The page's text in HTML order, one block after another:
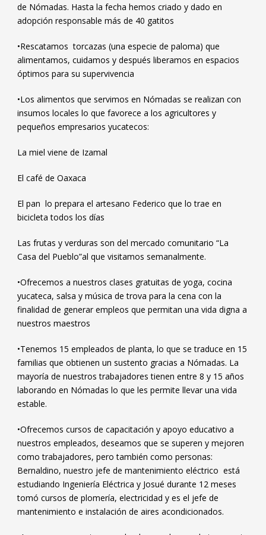
de Nómadas. Hasta la fecha hemos criado y dado en
adopción responsable más de 40 gatitos
•Rescatamos torcazas (una especie de paloma) que
alimentamos, cuidamos y después liberamos en espacios
óptimos para su supervivencia
•Los alimentos que servimos en Nómadas se realizan con
insumos locales lo que favorece a los agricultores y
pequeños empresarios yucatecos:
La miel viene de Izamal
El café de Oaxaca
El pan lo prepara el artesano Federico que lo trae en
bicicleta todos los días
Las frutas y verduras son del mercado comunitario “La
Casa del Pueblo”al que visitamos semanalmente.
•Ofrecemos a nuestros clases gratuitas de yoga, cocina
yucateca, salsa y música de trova para la cena con la
finalidad de generar empleos que permitan una vida digna a
nuestros maestros
•Tenemos 15 empleados de planta, lo que se traduce en 15
familias que obtienen un sustento gracias a Nómadas. La
mayoría de nuestros trabajadores tienen entre 8 y 15 años
laborando en Nómadas lo que les permite llevar una vida
estable.
•Ofrecemos cursos de capacitación y apoyo educativo a
nuestros empleados, deseamos que se superen y mejoren
como trabajadores, pero también como personas:
Bernaldino, nuestro jefe de mantenimiento eléctrico está
estudiando Ingeniería Eléctrica y Josué durante 12 meses
tomó cursos de plomería, electricidad y es el jefe de
mantenimiento e instalación de aires acondicionados.